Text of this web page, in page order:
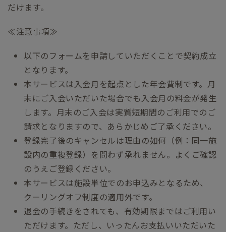
だけます。
≪注意事項≫
以下のフォームを申請していただくことで契約成立
となります。
本サービスは入会月を起点とした年会費制です。月
末にご入会いただいた場合でも入会月の料金が発生
します。月末のご入会は実質短期間のご利用でのご
請求となりますので、あらかじめご了承ください。
登録完了後のキャンセルは理由の如何（例：同一施
設内の重複登録）を問わず承れません。よくご確認
のうえご登録ください。
本サービスは施設単位でのお申込みとなるため、
クーリングオフ制度の適用外です。
退会の手続きをされても、有効期限まではご利用い
ただけます。ただし、いったんお支払いいただいた